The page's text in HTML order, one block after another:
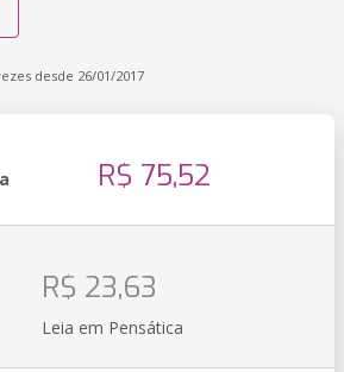
desde 26/01/2017
R$ 75,52
R$ 23,63
Leia em Pensática